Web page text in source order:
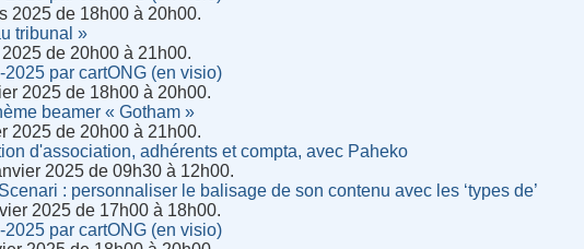
2025 de 18h00 à 20h00.
tribunal »
de 20h00 à 21h00.
2025 par cartONG (en visio)
2025 de 18h00 à 20h00.
beamer « Gotham »
2025 de 20h00 à 21h00.
d'association, adhérents et compta, avec Paheko
2025 de 09h30 à 12h00.
: personnaliser le balisage de son contenu avec les ‘types de’
2025 de 17h00 à 18h00.
2025 par cartONG (en visio)